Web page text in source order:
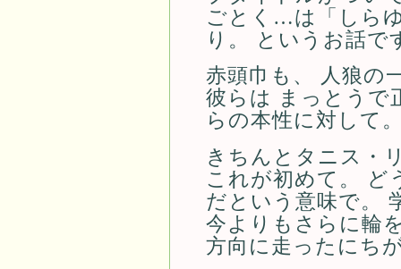
ごとく…は「しら
り。 というお話で
赤頭巾も、 人狼の
彼らは まっとうで
らの本性に対して
きちんとタニス・
これが初めて。 ど
だという意味で。
今よりもさらに輪
方向に走ったにち